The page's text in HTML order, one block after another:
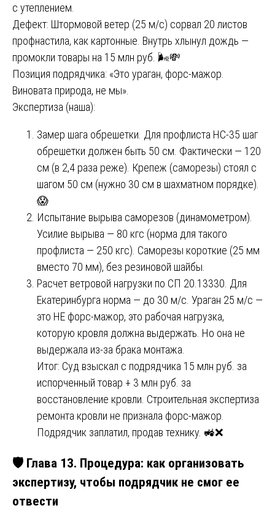
с утеплением.
Дефект: Штормовой ветер (25 м/с) сорвал 20 листов
профнастила, как картонные. Внутрь хлынул дождь —
промокли товары на 15 млн руб. 🌬️💸
Позиция подрядчика: «Это ураган, форс-мажор.
Виновата природа, не мы».
Экспертиза (наша):
Замер шага обрешетки. Для профлиста НС-35 шаг
обрешетки должен быть 50 см. Фактически — 120
см (в 2,4 раза реже). Крепеж (саморезы) стоял с
шагом 50 см (нужно 30 см в шахматном порядке).
😱
Испытание вырыва саморезов (динамометром).
Усилие вырыва — 80 кгс (норма для такого
профлиста — 250 кгс). Саморезы короткие (25 мм
вместо 70 мм), без резиновой шайбы.
Расчет ветровой нагрузки по СП 20.13330. Для
Екатеринбурга норма — до 30 м/с. Ураган 25 м/с —
это НЕ форс-мажор, это рабочая нагрузка,
которую кровля должна выдержать. Но она не
выдержала из-за брака монтажа.
Итог: Суд взыскал с подрядчика 15 млн руб. за
испорченный товар + 3 млн руб. за
восстановление кровли. Строительная экспертиза
ремонта кровли не признала форс-мажор.
Подрядчик заплатил, продав технику. 🚜❌
🛡️ Глава 13. Процедура: как организовать
экспертизу, чтобы подрядчик не смог ее
отвести